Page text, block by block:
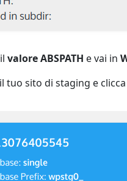
valore ABSPATH e vai in
tuo sito di staging e